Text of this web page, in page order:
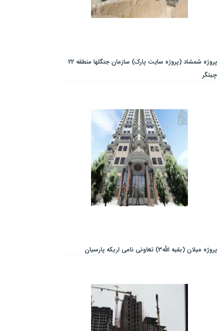
پروژه شمشاد (پروژه سایت پارک) سازمان جنگلها منطقه 22
چیتگر
پروژه میلان (بقیه الله3) تعاونی نامی اریکه پارسیان